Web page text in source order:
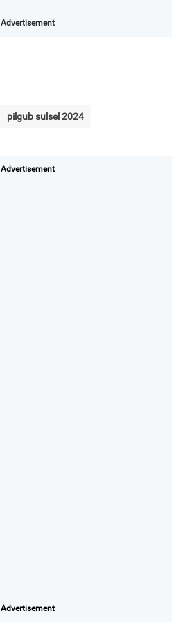
Advertisement
pilgub sulsel 2024
Advertisement
Advertisement